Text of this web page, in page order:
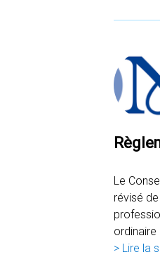
Le
révisé
ordinaire
> Lire la